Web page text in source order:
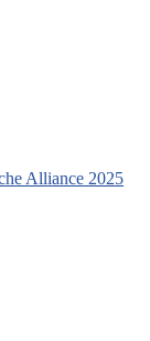
Alliance 2025